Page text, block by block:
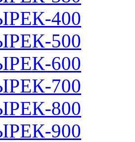
400
500
600
700
800
900